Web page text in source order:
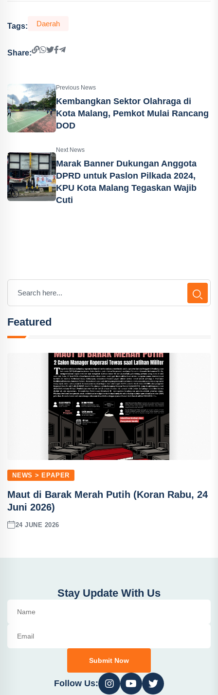
Tags: Daerah
Share:
Previous News
Kembangkan Sektor Olahraga di
Kota Malang, Pemkot Mulai Rancang
DOD
Next News
Marak Banner Dukungan Anggota
DPRD untuk Paslon Pilkada 2024,
KPU Kota Malang Tegaskan Wajib
Cuti
Featured
NEWS > EPAPER
Maut di Barak Merah Putih (Koran Rabu, 24
Juni 2026)
24 JUNE 2026
Stay Update With Us
Submit Now
Follow Us: